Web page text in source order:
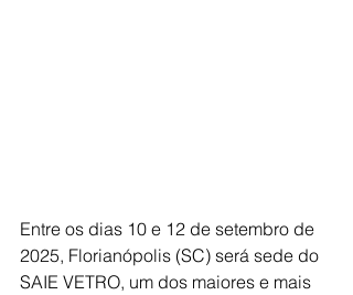
Entre os dias 10 e 12 de setembro de
2025, Florianópolis (SC) será sede do
SAIE VETRO, um dos maiores e mais